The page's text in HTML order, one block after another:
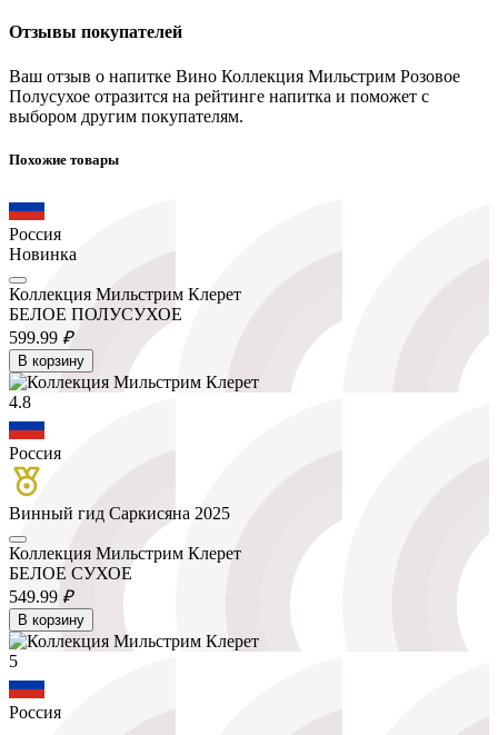
Отзывы покупателей
Ваш отзыв о напитке Вино Коллекция Мильстрим Розовое
Полусухое отразится на рейтинге напитка и поможет с
выбором другим покупателям.
Похожие товары
Россия
Новинка
Коллекция Мильстрим Клерет
БЕЛОЕ ПОЛУСУХОЕ
599.99 ₽
В корзину
4.8
Россия
Винный гид Саркисяна 2025
Коллекция Мильстрим Клерет
БЕЛОЕ СУХОЕ
549.99 ₽
В корзину
5
Россия